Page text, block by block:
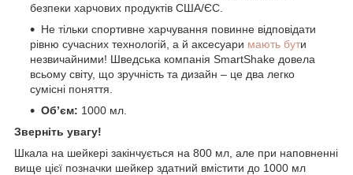
безпеки харчових продуктів США/ЄС.
Не тільки спортивне харчування повинне відповідати
рівню сучасних технологій, а й аксесуари мають бути
незвичайними! Шведська компанія SmartShake довела
всьому світу, що зручність та дизайн – це два легко
сумісні поняття.
Об’єм: 1000 мл.
Зверніть увагу!
Шкала на шейкері закінчується на 800 мл, але при наповненні
вище цієї позначки шейкер здатний вмістити до 1000 мл